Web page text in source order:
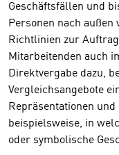
Geschäftsfällen und
Personen nach
Richtlinien zur
Mitarbeitenden auch
Direktvergabe dazu,
Vergleichsangebote
Repräsentationen
beispielsweise, in
oder symbolische